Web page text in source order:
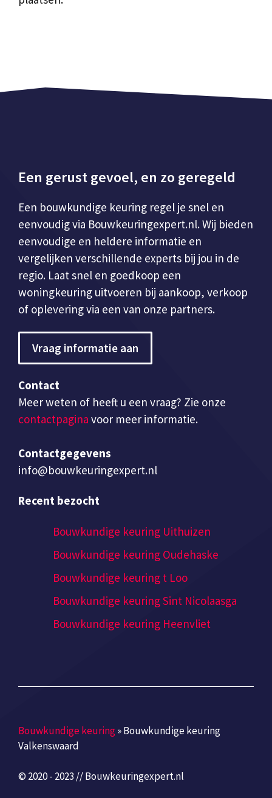
Een gerust gevoel, en zo geregeld
Een bouwkundige keuring regel je snel en
eenvoudig via Bouwkeuringexpert.nl. Wij bieden
eenvoudige en heldere informatie en
vergelijken verschillende experts bij jou in de
regio. Laat snel en goedkoop een
woningkeuring uitvoeren bij aankoop, verkoop
of oplevering via een van onze partners.
Vraag informatie aan
Contact
Meer weten of heeft u een vraag? Zie onze
contactpagina voor meer informatie.
Contactgegevens
info@bouwkeuringexpert.nl
Recent bezocht
Bouwkundige keuring Uithuizen
Bouwkundige keuring Oudehaske
Bouwkundige keuring t Loo
Bouwkundige keuring Sint Nicolaasga
Bouwkundige keuring Heenvliet
Bouwkundige keuring»Bouwkundige keuring
Valkenswaard
© 2020 - 2023 // Bouwkeuringexpert.nl